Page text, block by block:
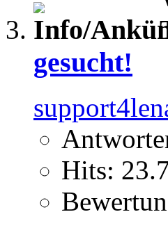
gesucht!
Hits: